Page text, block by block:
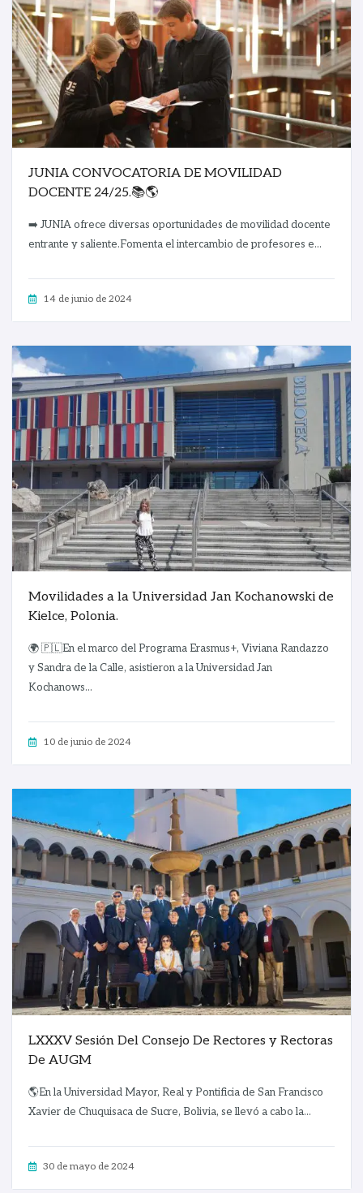
JUNIA CONVOCATORIA DE MOVILIDAD
DOCENTE 24/25.📚🌎
➡️ JUNIA ofrece diversas oportunidades de movilidad docente
entrante y saliente.Fomenta el intercambio de profesores e...
14 de junio de 2024
Movilidades a la Universidad Jan Kochanowski de
Kielce, Polonia.
🌍 🇵🇱En el marco del Programa Erasmus+, Viviana Randazzo
y Sandra de la Calle, asistieron a la Universidad Jan
Kochanows...
10 de junio de 2024
LXXXV Sesión Del Consejo De Rectores y Rectoras
De AUGM
🌎En la Universidad Mayor, Real y Pontificia de San Francisco
Xavier de Chuquisaca de Sucre, Bolivia, se llevó a cabo la...
30 de mayo de 2024